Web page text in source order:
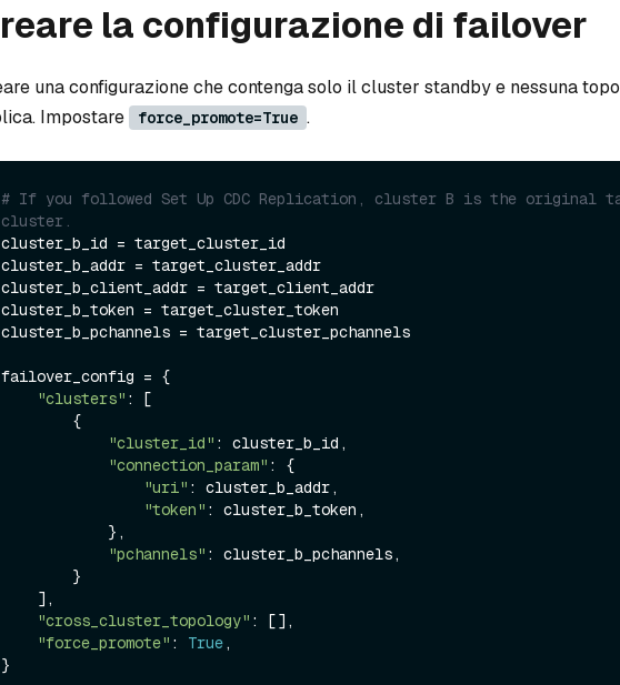
la configurazione di failover
una configurazione che contenga solo il cluster standby e nessuna
Impostare
force_promote=True .
# If you followed Set Up CDC Replication, cluster B is the original
cluster.
cluster_b_id = target_cluster_id
cluster_b_addr = target_cluster_addr
cluster_b_client_addr = target_client_addr
cluster_b_token = target_cluster_token
cluster_b_pchannels = target_cluster_pchannels
failover_config = {
"clusters" : [
"cluster_id" : cluster_b_id,
"connection_param" : {
"uri" : cluster_b_addr,
"token" : cluster_b_token,
"pchannels" : cluster_b_pchannels,
"cross_cluster_topology" : [],
"force_promote" : True ,